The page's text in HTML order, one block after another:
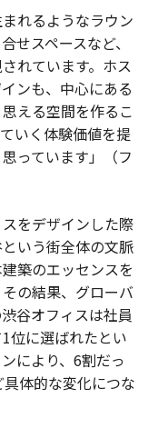
れるようなラウン
せスペースなど、
れています。ホス
ンも、中心にある
える空間を作るこ
いく体験価値を提
っています」（フ
をデザインした際
いう街全体の文脈
築のエッセンスを
の結果、グローバ
谷オフィスは社員
位に選ばれたとい
により、6割だっ
体的な変化につな